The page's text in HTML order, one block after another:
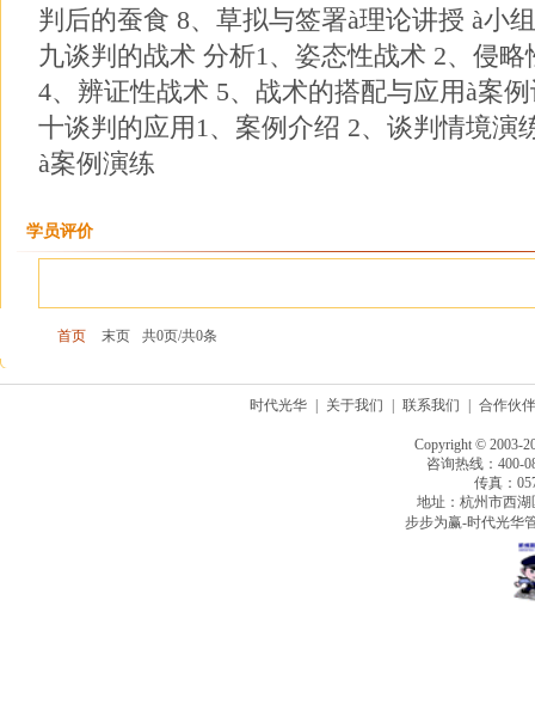
判后的蚕食 8、草拟与签署à理论讲授 à小
九谈判的战术 分析1、姿态性战术 2、侵
4、辨证性战术 5、战术的搭配与应用à案
十谈判的应用1、案例介绍 2、谈判情境演
à案例演练
学员评价
首页 末页 共0页/共0条
时代光华 关于我们 联系我们 合作伙伴
Copyright © 2003-
咨询热线：400-
传真：
地址：杭州市西
步步为赢-时代光华